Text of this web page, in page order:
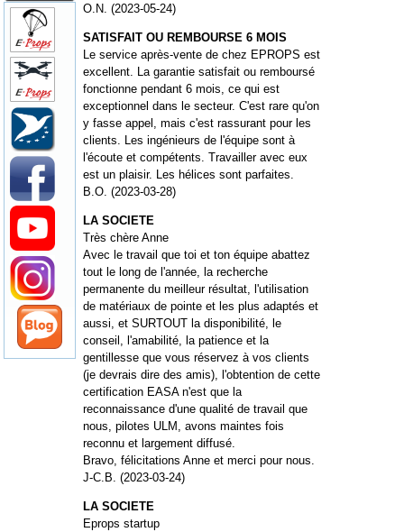
O.N. (2023-05-24)
SATISFAIT OU REMBOURSE 6 MOIS
Le service après-vente de chez EPROPS est
excellent. La garantie satisfait ou remboursé
fonctionne pendant 6 mois, ce qui est
exceptionnel dans le secteur. C'est rare qu'on
y fasse appel, mais c'est rassurant pour les
clients. Les ingénieurs de l'équipe sont à
l'écoute et compétents. Travailler avec eux
est un plaisir. Les hélices sont parfaites.
B.O. (2023-03-28)
LA SOCIETE
Très chère Anne
Avec le travail que toi et ton équipe abattez
tout le long de l'année, la recherche
permanente du meilleur résultat, l'utilisation
de matériaux de pointe et les plus adaptés et
aussi, et SURTOUT la disponibilité, le
conseil, l'amabilité, la patience et la
gentillesse que vous réservez à vos clients
(je devrais dire des amis), l'obtention de cette
certification EASA n'est que la
reconnaissance d'une qualité de travail que
nous, pilotes ULM, avons maintes fois
reconnu et largement diffusé.
Bravo, félicitations Anne et merci pour nous.
J-C.B. (2023-03-24)
LA SOCIETE
Eprops startup